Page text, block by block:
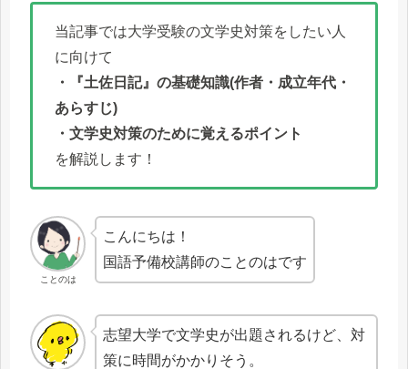
当記事では大学受験の文学史対策をしたい人
に向けて
・『土佐日記』の基礎知識(作者・成立年代・
あらすじ)
・文学史対策のために覚えるポイント
を解説します！
ことのは
こんにちは！
国語予備校講師のことのはです
志望大学で文学史が出題されるけど、対
策に時間がかかりそう。